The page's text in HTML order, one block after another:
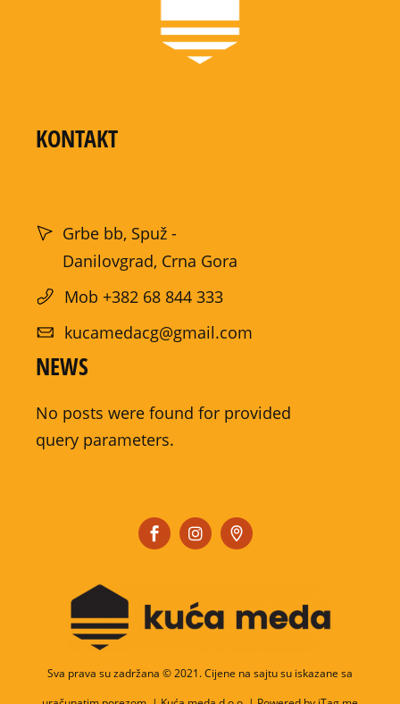
KONTAKT
Grbe bb, Spuž -
Danilovgrad, Crna Gora
Mob +382 68 844 333
kucamedacg@gmail.com
NEWS
No posts were found for provided
query parameters.
Sva prava su zadržana © 2021. Cijene na sajtu su iskazane sa